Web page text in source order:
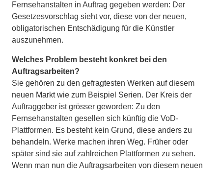
Fernsehanstalten in Auftrag gegeben werden: Der
Gesetzesvorschlag sieht vor, diese von der neuen,
obligatorischen Entschädigung für die Künstler
auszunehmen.
Welches Problem besteht konkret bei den
Auftragsarbeiten?
Sie gehören zu den gefragtesten Werken auf diesem
neuen Markt wie zum Beispiel Serien. Der Kreis der
Auftraggeber ist grösser geworden: Zu den
Fernsehanstalten gesellen sich künftig die VoD-
Plattformen. Es besteht kein Grund, diese anders zu
behandeln. Werke machen ihren Weg. Früher oder
später sind sie auf zahl­reichen Plattformen zu sehen.
Wenn man nun die Auf­tragsarbeiten von diesem neuen